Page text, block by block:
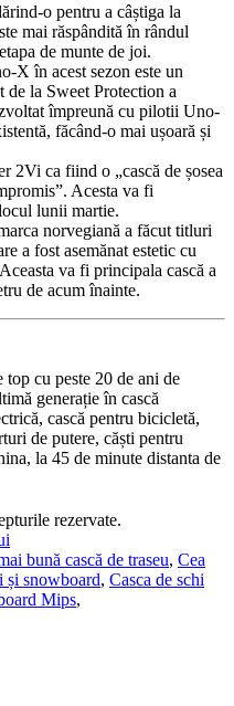
o pentru a câștiga la
mai răspândită în rândul
de munte de joi.
X în acest sezon este un
de la Sweet Protection a
împreună cu pilotii Uno-
făcând-o mai ușoară și
2Vi ca fiind o „cască de șosea
Acesta va fi
lunii martie.
norvegiană a făcut titluri
a fost asemănat estetic cu
va fi principala cască a
de acum înainte.
cu peste 20 de ani de
generație în cască
cască pentru bicicletă,
de putere, căști pentru
la 45 de minute distanta de
rezervate.
bună cască de traseu, Cea
și snowboard, Casca de schi
Mips,